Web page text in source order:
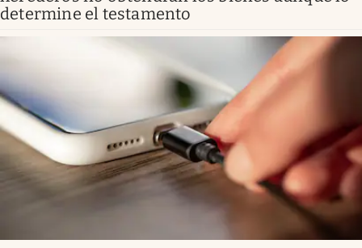
determine el testamento